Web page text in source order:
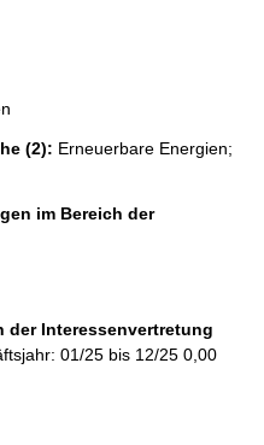
(2): Erneuerbare Energien;
im Bereich der
der Interessenvertretung
01/25 bis 12/25 0,00